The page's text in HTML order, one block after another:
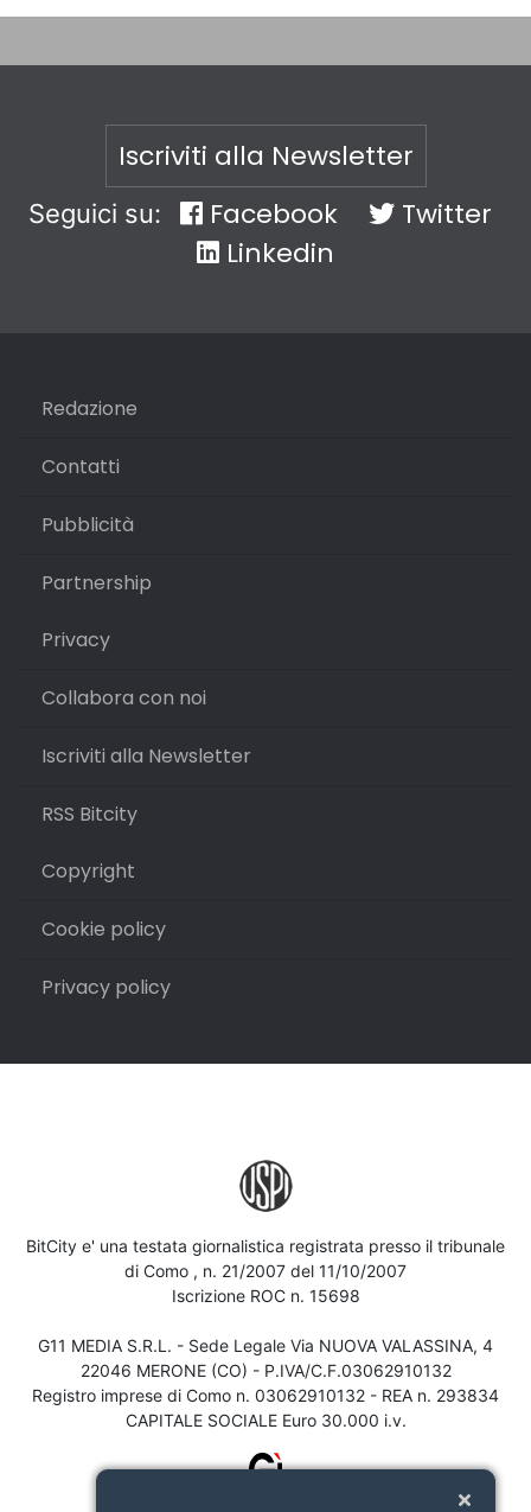
Iscriviti alla Newsletter
Seguici su: Facebook
Twitter
Linkedin
Redazione
Contatti
Pubblicità
Partnership
Privacy
Collabora con noi
Iscriviti alla Newsletter
RSS Bitcity
Copyright
Cookie policy
Privacy policy
BitCity e' una testata giornalistica registrata presso il tribunale
di Como , n. 21/2007 del 11/10/2007
Iscrizione ROC n. 15698
G11 MEDIA S.R.L. - Sede Legale Via NUOVA VALASSINA, 4
22046 MERONE (CO) - P.IVA/C.F.03062910132
Registro imprese di Como n. 03062910132 - REA n. 293834
CAPITALE SOCIALE Euro 30.000 i.v.